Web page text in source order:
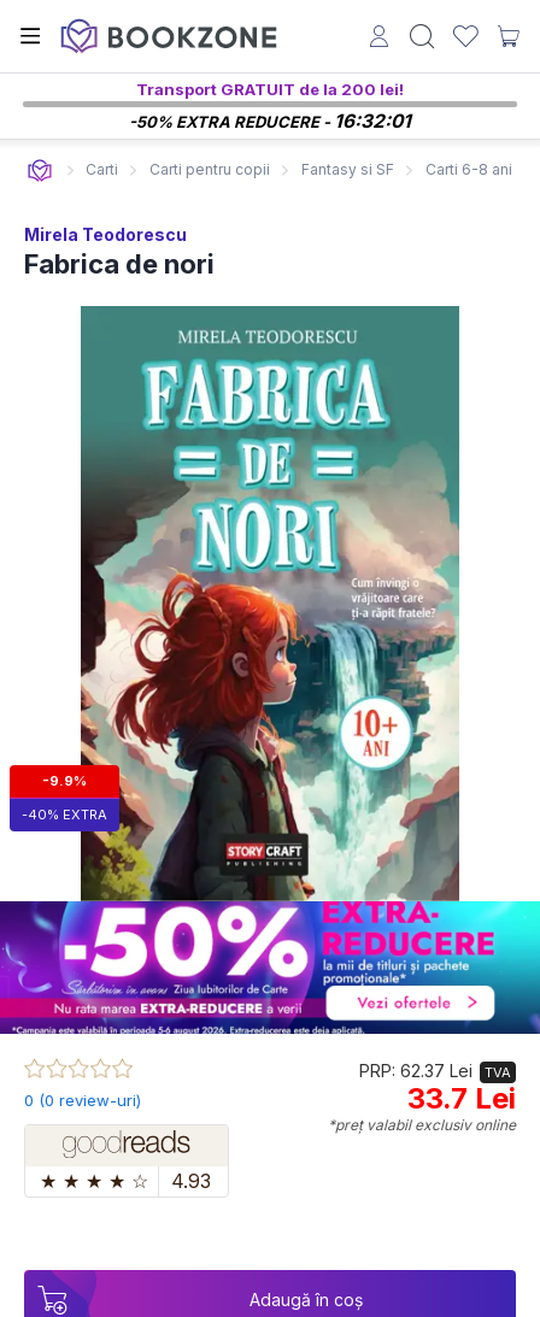
Transport GRATUIT de la 200 lei!
-50% EXTRA REDUCERE - 16:32:00
Carti Carti pentru copii Fantasy si SF Carti 6-8 ani
Mirela Teodorescu
Fabrica de nori
-9.9%
-40% EXTRA
0 (0 review-uri)
★ ★ ★ ★ ☆ 4.93
PRP: 62.37 Lei TVA
33.7 Lei
*preț valabil exclusiv online
Adaugă în coș